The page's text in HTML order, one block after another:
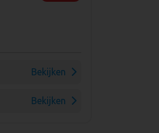
Bekijken
Bekijken